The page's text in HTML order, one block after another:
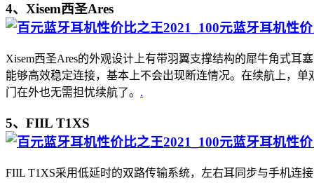
4、Xisem西圣Ares
Xisem西圣Ares的外观设计上有带羽翼支撑结构的犀牛角式耳
能够高效稳定连接，基本上不会出现断连情况。在续航上，
门在外也无需担忧续航了。 .
5、FIIL T1XS
FIIL T1XS采用低延时的双路传输系统，左右耳同步与手机连